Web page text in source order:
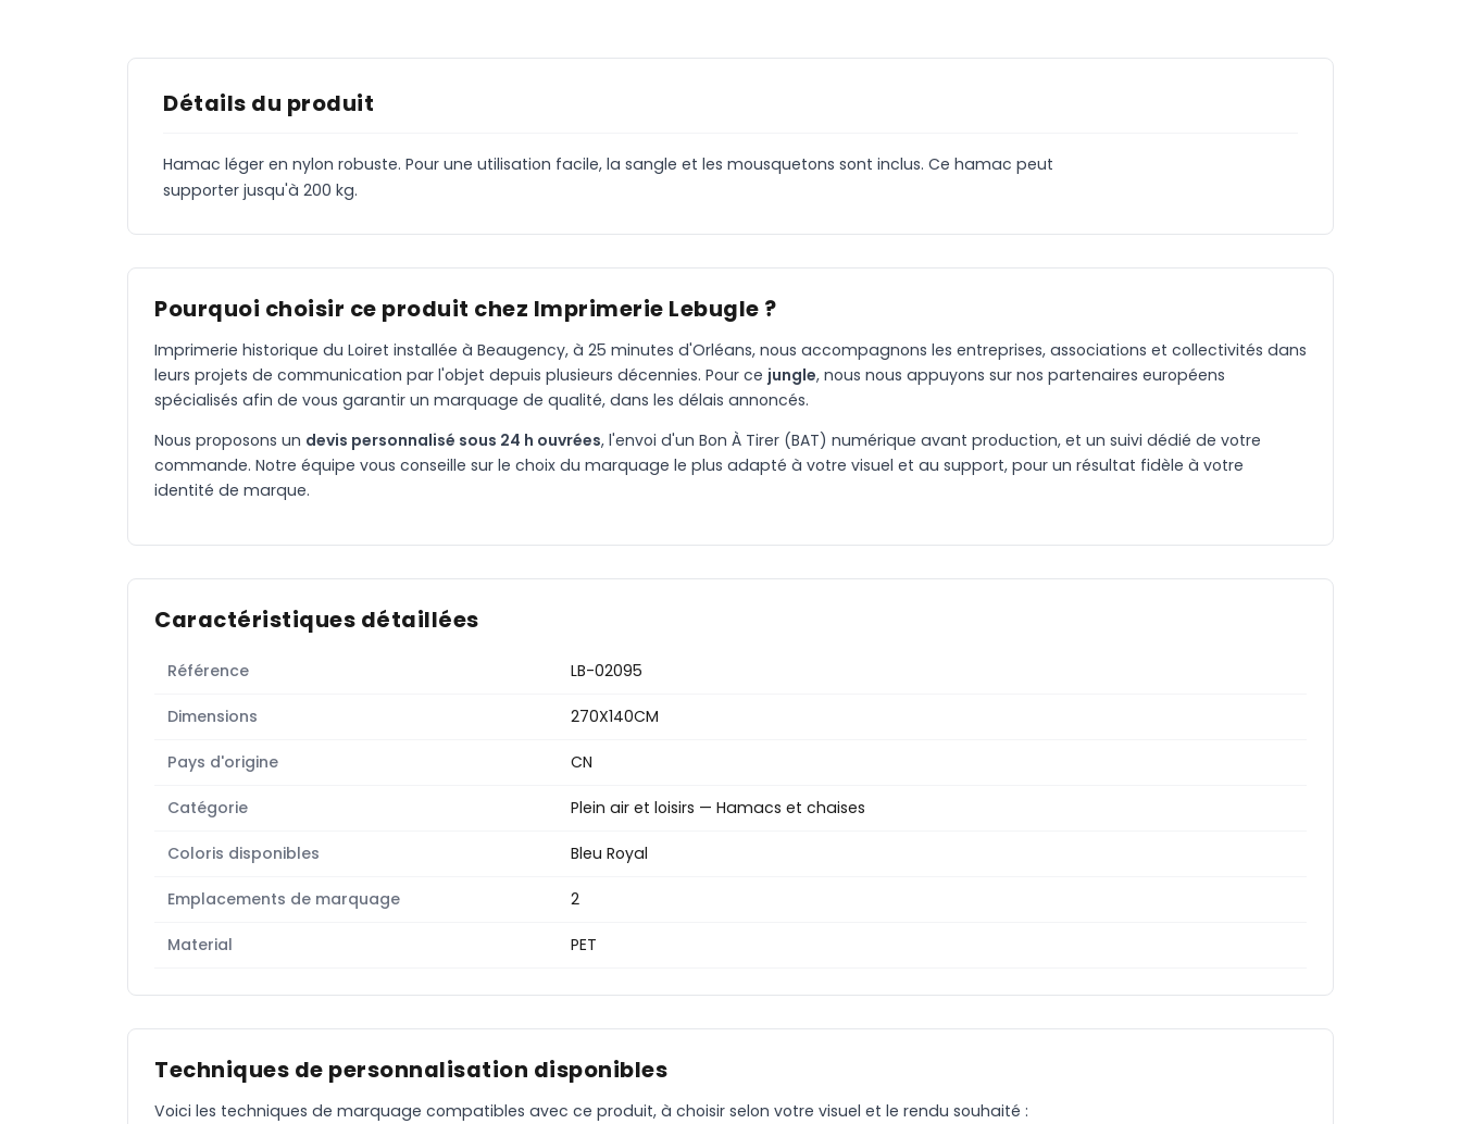
Détails du produit
Hamac léger en nylon robuste. Pour une utilisation facile, la sangle et les mousquetons sont inclus. Ce hamac peut
supporter jusqu'à 200 kg.
Pourquoi choisir ce produit chez Imprimerie Lebugle ?
Imprimerie historique du Loiret installée à Beaugency, à 25 minutes d'Orléans, nous accompagnons les entreprises, associations et collectivités dans
leurs projets de communication par l'objet depuis plusieurs décennies. Pour ce jungle, nous nous appuyons sur nos partenaires européens
spécialisés afin de vous garantir un marquage de qualité, dans les délais annoncés.
Nous proposons un devis personnalisé sous 24 h ouvrées, l'envoi d'un Bon À Tirer (BAT) numérique avant production, et un suivi dédié de votre
commande. Notre équipe vous conseille sur le choix du marquage le plus adapté à votre visuel et au support, pour un résultat fidèle à votre
identité de marque.
Caractéristiques détaillées
Référence LB-02095
Dimensions 270X140CM
Pays d'origine CN
Catégorie Plein air et loisirs — Hamacs et chaises
Coloris disponibles Bleu Royal
Emplacements de marquage 2
Material PET
Techniques de personnalisation disponibles
Voici les techniques de marquage compatibles avec ce produit, à choisir selon votre visuel et le rendu souhaité :